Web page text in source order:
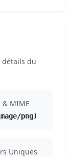
détails du
& MIME
png)
Uniques